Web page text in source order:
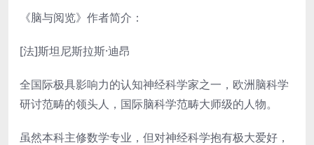
《脑与阅览》作者简介：
[法]斯坦尼斯拉斯·迪昂
全国际极具影响力的认知神经科学家之一，欧洲脑科学
研讨范畴的领头人，国际脑科学范畴大师级的人物。
虽然本科主修数学专业，但对神经科学抱有极大爱好，